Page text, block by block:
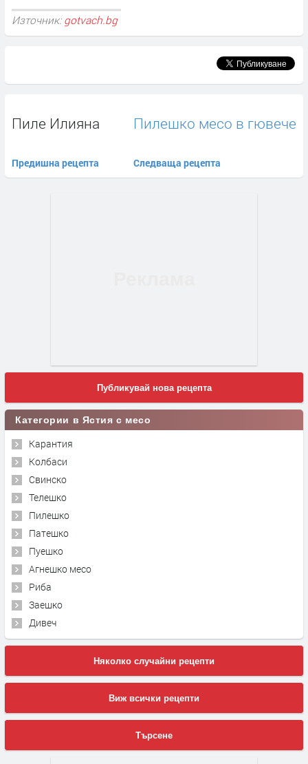
Източник: gotvach.bg
Пиле Илияна
Предишна рецепта
Пилешко месо в гювече
Следваща рецепта
Публикувай нова рецепта
Категории в Ястия с месо
Карантия
Колбаси
Свинско
Телешко
Пилешко
Патешко
Пуешко
Агнешко месо
Риба
Заешко
Дивеч
Няколко случайни рецепти
Виж всички рецепти
Търсене